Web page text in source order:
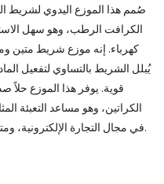
صُمم هذا الموزع اليدوي لشريط
الكرافت الرطب، وهو سهل
كهرباء. إنه موزع شريط
يُبلل الشريط بالتساوي لتفعيل
قوية. يوفر هذا الموزع حلاً
الكراتين، وهو مساعد التعبئة
في مجال التجارة الإلكترونية، ومتاجر البيع بالتجزئة، والمستودعات الصغيرة.